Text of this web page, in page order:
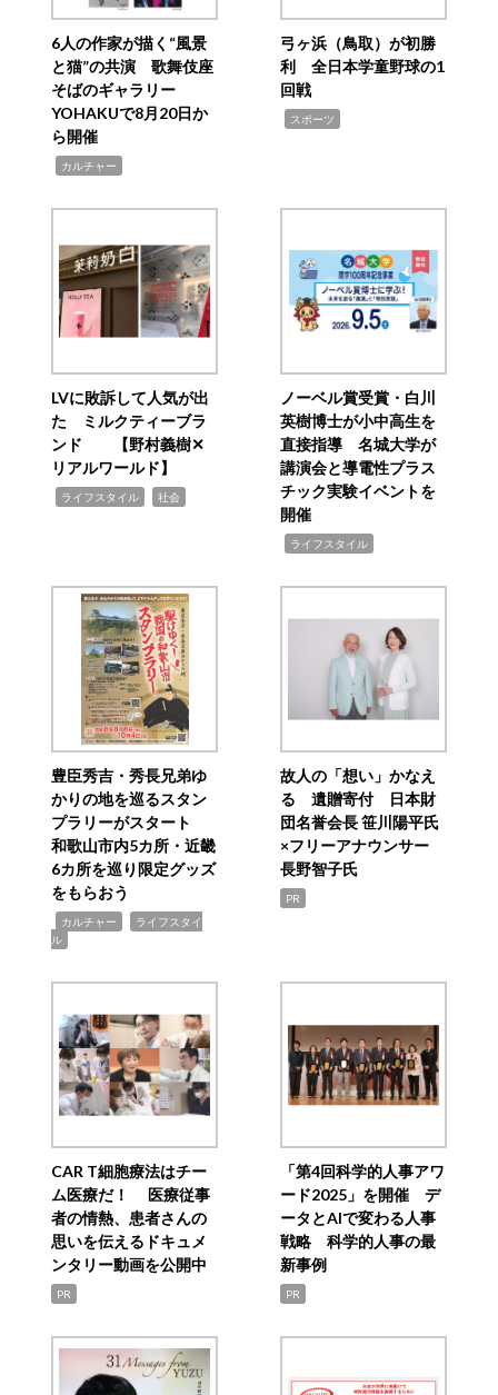
6人の作家が描く“風景
と猫”の共演 歌舞伎座
そばのギャラリー
YOHAKUで8月20日か
ら開催
カルチャー
弓ヶ浜（鳥取）が初勝
利 全日本学童野球の1
回戦
スポーツ
LVに敗訴して人気が出
た ミルクティーブラ
ンド 【野村義樹✕
リアルワールド】
ライフスタイル 社会
ノーベル賞受賞・白川
英樹博士が小中高生を
直接指導 名城大学が
講演会と導電性プラス
チック実験イベントを
開催
ライフスタイル
豊臣秀吉・秀長兄弟ゆ
かりの地を巡るスタン
プラリーがスタート
和歌山市内5カ所・近畿
6カ所を巡り限定グッズ
をもらおう
カルチャー
ライフスタイ
ル
故人の「想い」かなえ
る 遺贈寄付 日本財
団名誉会長 笹川陽平氏
×フリーアナウンサー
長野智子氏
PR
CAR T細胞療法はチー
ム医療だ！ 医療従事
者の情熱、患者さんの
思いを伝えるドキュメ
ンタリー動画を公開中
PR
「第4回科学的人事アワ
ード2025」を開催 デ
ータとAIで変わる人事
戦略 科学的人事の最
新事例
PR